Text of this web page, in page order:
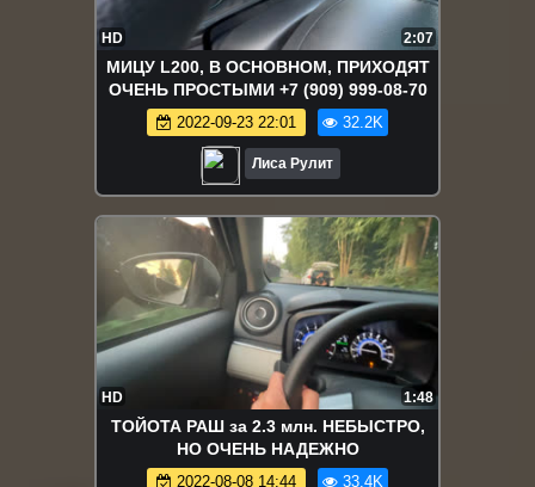
HD 2:07
МИЦУ L200, В ОСНОВНОМ, ПРИХОДЯТ
ОЧЕНЬ ПРОСТЫМИ +7 (909) 999-08-70
2022-09-23 22:01 32.2K
Лиса Рулит
HD 1:48
ТОЙОТА РАШ за 2.3 млн. НЕБЫСТРО,
НО ОЧЕНЬ НАДЕЖНО
2022-08-08 14:44 33.4K